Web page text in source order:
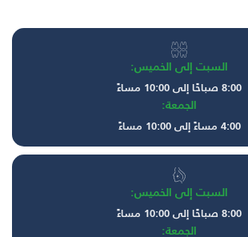
السبت إلى الخميس:
8:00 صباحًا إلى 10:00 مساءً
الجمعة:
4:00 مساءً إلى 10:00 مساءً
السبت إلى الخميس:
8:00 صباحًا إلى 10:00 مساءً
الجمعة: